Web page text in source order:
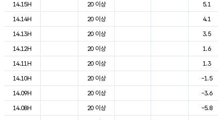
14.15H
20 이상
5.1
14.14H
20 이상
4.1
14.13H
20 이상
3.5
14.12H
20 이상
1.6
14.11H
20 이상
1.3
14.10H
20 이상
-1.5
14.09H
20 이상
-3.6
14.08H
20 이상
-5.8